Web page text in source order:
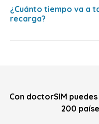
¿Cuánto tiempo va a
recarga?
Con doctorSIM
200